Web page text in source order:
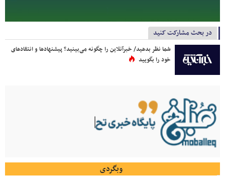
در بحث مشارکت کنید
شما نظر بدهید/ خبرآنلاین را چگونه می‌بینید؟ پیشنهادها و انتقادهای
خود را بگویید
وبگردی